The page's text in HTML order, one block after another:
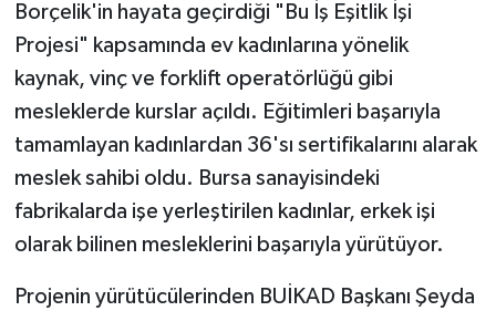
Borçelik'in hayata geçirdiği "Bu İş Eşitlik İşi
Projesi" kapsamında ev kadınlarına yönelik
kaynak, vinç ve forklift operatörlüğü gibi
mesleklerde kurslar açıldı. Eğitimleri başarıyla
tamamlayan kadınlardan 36'sı sertifikalarını alarak
meslek sahibi oldu. Bursa sanayisindeki
fabrikalarda işe yerleştirilen kadınlar, erkek işi
olarak bilinen mesleklerini başarıyla yürütüyor.
Projenin yürütücülerinden BUİKAD Başkanı Şeyda